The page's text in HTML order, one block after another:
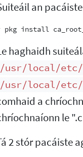
an pacáiste
haghaidh
/usr/local/etc/
/usr/local/etc/
a
le
2 stór pacáiste